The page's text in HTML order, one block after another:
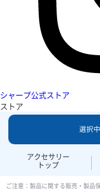
シャープ公式ストア
ストア
アクセサリー
トップ
選択
ご注意：製品に関する販売・製品